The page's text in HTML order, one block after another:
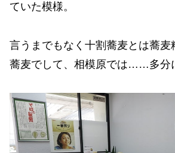
ていた模様。
言うまでもなく十割蕎麦とは蕎麦
蕎麦でして、相模原では……多分